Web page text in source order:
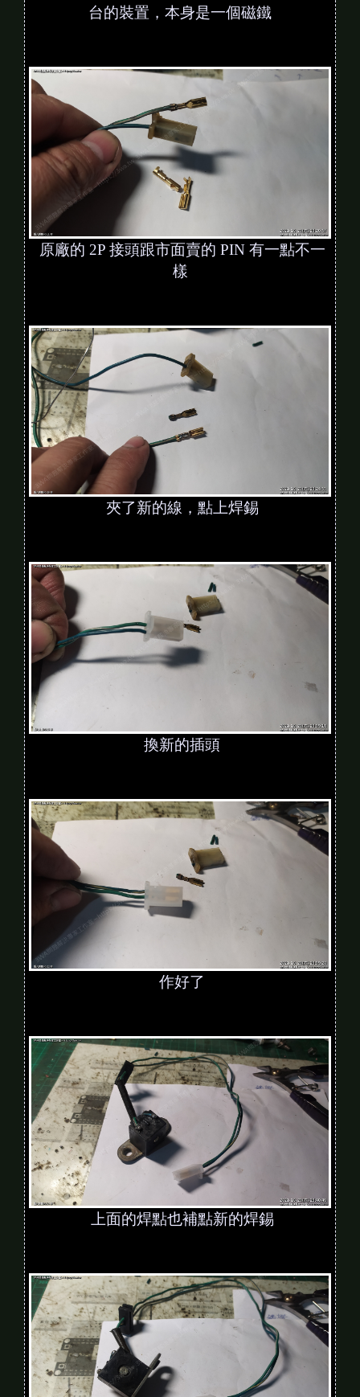
台的裝置，本身是一個磁鐵
原廠的 2P 接頭跟市面賣的 PIN 有一點不一
樣
夾了新的線，點上焊錫
換新的插頭
作好了
上面的焊點也補點新的焊錫